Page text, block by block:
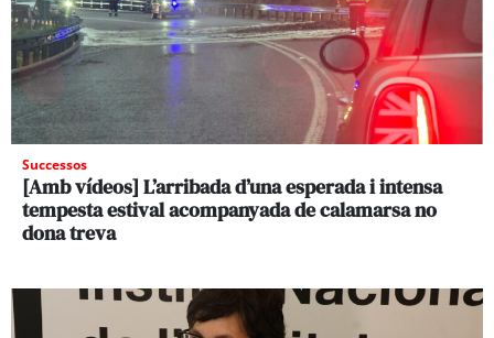
Successos
[Amb vídeos] L’arribada d’una esperada i intensa
tempesta estival acompanyada de calamarsa no
dona treva